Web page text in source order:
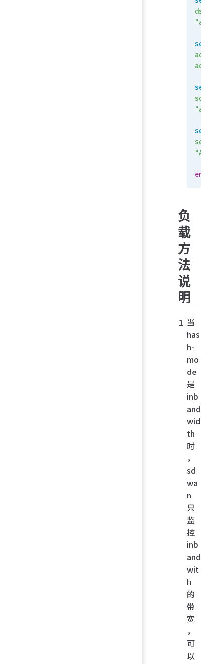
"all"
set
action
accept
set
set
"ALL"
end
负
载
方
法
说
明
当
has
h-
mo
de
是
inb
and
wid
th
时
，
sd
wa
n
只
监
控
inb
and
wit
h
的
带
宽
，
可
以